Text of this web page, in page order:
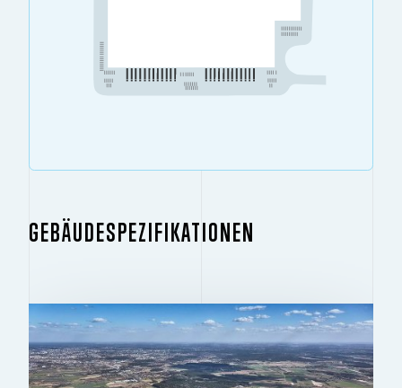
GEBÄUDESPEZIFIKATIONEN
GEBÄUDE 1.1
33.883 M
2